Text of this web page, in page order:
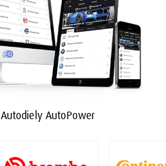
Autodiely AutoPower